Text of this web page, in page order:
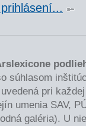
súhlasom
pri
umenia SAV,
galéria). U